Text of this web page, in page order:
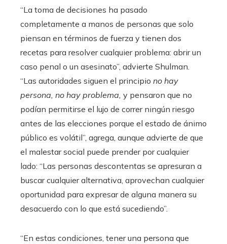
“La toma de decisiones ha pasado
completamente a manos de personas que solo
piensan en términos de fuerza y tienen dos
recetas para resolver cualquier problema: abrir un
caso penal o un asesinato”, advierte Shulman.
“Las autoridades siguen el principio no hay
persona, no hay problema, y pensaron que no
podían permitirse el lujo de correr ningún riesgo
antes de las elecciones porque el estado de ánimo
público es volátil”, agrega, aunque advierte de que
el malestar social puede prender por cualquier
lado: “Las personas descontentas se apresuran a
buscar cualquier alternativa, aprovechan cualquier
oportunidad para expresar de alguna manera su
desacuerdo con lo que está sucediendo”.
“En estas condiciones, tener una persona que